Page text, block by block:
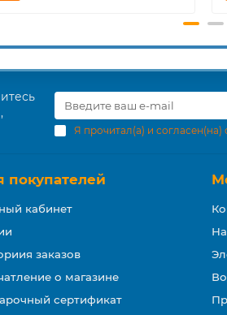
Я прочитал(а) и согласен(на)
покупателей
кабинет
заказов
о магазине
сертификат